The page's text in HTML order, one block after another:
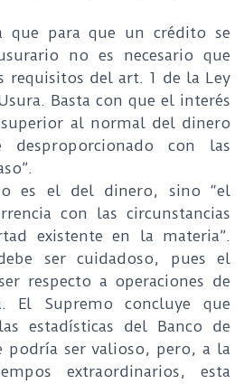
que para que un crédito se
no es necesario que
requisitos del art. 1 de la Ley
Basta con que el interés
superior al normal del dinero
desproporcionado con las
es el del dinero, sino “el
con las circunstancias
existente en la materia”.
ser cuidadoso, pues el
respecto a operaciones de
El Supremo concluye que
estadísticas del Banco de
podría ser valioso, pero, a la
extraordinarios, esta